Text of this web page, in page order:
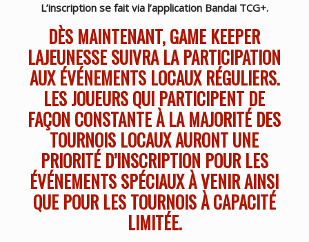
L’inscription se fait via l’application Bandai TCG+.
DÈS MAINTENANT, GAME KEEPER
LAJEUNESSE SUIVRA LA PARTICIPATION
AUX ÉVÉNEMENTS LOCAUX RÉGULIERS.
LES JOUEURS QUI PARTICIPENT DE
FAÇON CONSTANTE À LA MAJORITÉ DES
TOURNOIS LOCAUX AURONT UNE
PRIORITÉ D’INSCRIPTION POUR LES
ÉVÉNEMENTS SPÉCIAUX À VENIR AINSI
QUE POUR LES TOURNOIS À CAPACITÉ
LIMITÉE.